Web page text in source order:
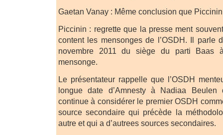
Gaetan Vanay : Même conclusion que
Piccinin : regrette que la presse ment
content les mensonges de l’OSDH. Il parle
novembre 2011 du siège du parti Baas
mensonge.
Le présentateur rappelle que l’OSDH
longue date d’Amnesty à Nadiaa
continue à considérer le premier OSDH
source secondaire qui précède la
autre et qui a d’autrees sources secondaires.